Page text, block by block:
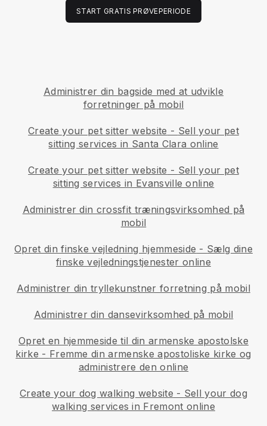
START GRATIS PRØVEPERIODE
Administrer din bagside med at udvikle
forretninger på mobil
Create your pet sitter website - Sell your pet
sitting services in Santa Clara online
Create your pet sitter website - Sell your pet
sitting services in Evansville online
Administrer din crossfit træningsvirksomhed på
mobil
Opret din finske vejledning hjemmeside - Sælg dine
finske vejledningstjenester online
Administrer din tryllekunstner forretning på mobil
Administrer din dansevirksomhed på mobil
Opret en hjemmeside til din armenske apostolske
kirke - Fremme din armenske apostoliske kirke og
administrere den online
Create your dog walking website - Sell your dog
walking services in Fremont online